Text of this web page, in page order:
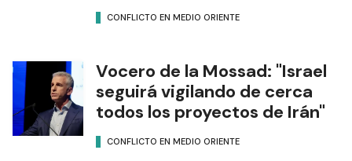
CONFLICTO EN MEDIO ORIENTE
Vocero de la Mossad: "Israel
seguirá vigilando de cerca
todos los proyectos de Irán"
CONFLICTO EN MEDIO ORIENTE